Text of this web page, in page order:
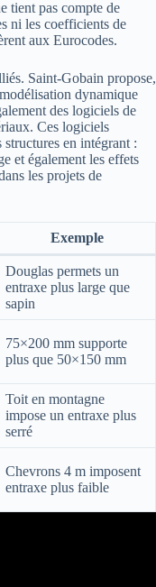
tient pas compte de
ni les coefficients de
aux Eurocodes.
Saint-Gobain propose,
dynamique
des logiciels de
Ces logiciels
en intégrant :
et également les effets
les projets de
Exemple
Douglas permets un
entraxe plus large que
sapin
75×200 mm supporte
plus que 50×150 mm
Toit en montagne
impose un entraxe plus
serré
Chevrons 4 m imposent
entraxe plus faible